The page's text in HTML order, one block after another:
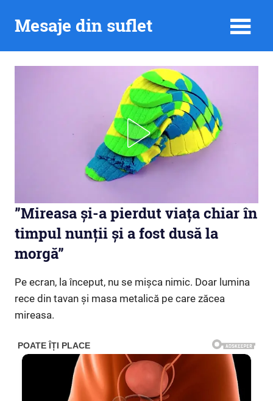
Mesaje din suflet
”Mireasa și-a pierdut viața chiar în
timpul nunții și a fost dusă la
morgă”
Pe ecran, la început, nu se mișca nimic. Doar lumina
rece din tavan și masa metalică pe care zăcea
mireasa.